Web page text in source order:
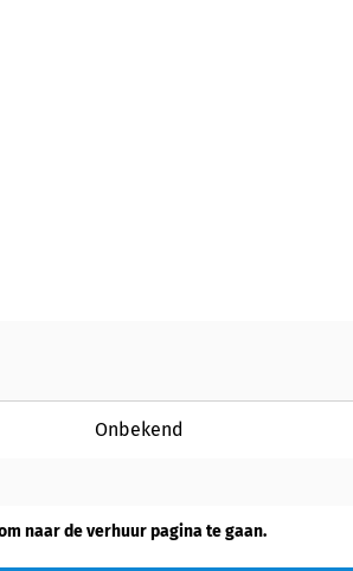
Onbekend
naar de verhuur pagina te gaan.